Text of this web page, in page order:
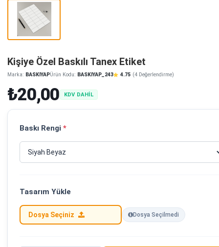
Kişiye Özel Baskılı Tanex Etiket
Marka: BASKIYAPÜrün Kodu: BASKIYAP_243 4.75 (4 Değerlendirme)
₺20,00 KDV DAHİL
Baskı Rengi *
Tasarım Yükle
Dosya Seçiniz Dosya Seçilmedi